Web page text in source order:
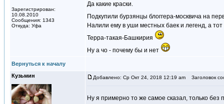
Зарегистрирован:
10.08.2010
Сообщения: 1343
Откуда: Уфа
Да какие краски.
Подкупили бурзянцы блоггера-москвича на
Налили ему в уши местных баек и легенд, а тот
Терра-такая-Башкирия
Ну а чо - почему бы и нет
Вернуться к началу
Кузьмин
Добавлено: Ср Окт 24, 2018 12:19 am Заголовок
Ну я примерно то же самое сказал, только без